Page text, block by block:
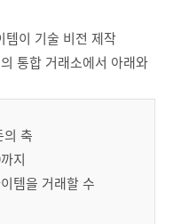
템이 기술 비전 제작
통합 거래소에서 아래와
축
지
템을 거래할 수